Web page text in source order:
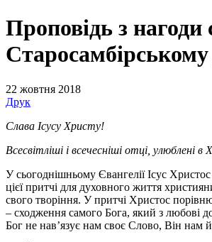
Проповідь з нагоди
Старосамбірському
22 жовтня 2018
Друк
Слава Ісусу Христу!
Всесвітліші і всечесніші отці, улюблені
У сьогоднішньому Євангелії Ісус
цієї притчі для духовного життя
свого творіння. У притчі Христос
– сходження самого Бога, який з любові
Бог не нав’язує нам своє Слово, Він нам